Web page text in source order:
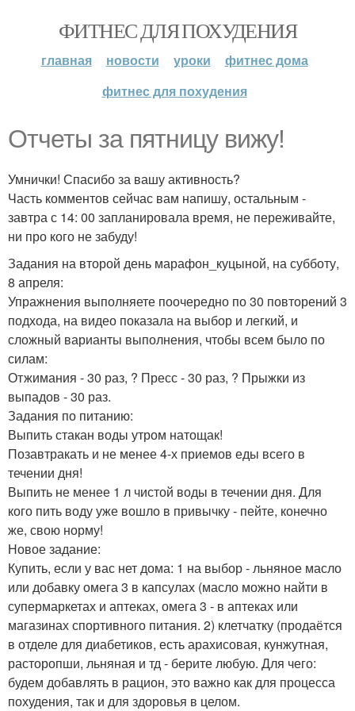
ФИТНЕС ДЛЯ ПОХУДЕНИЯ
главная новости уроки
фитнес дома
фитнес для похудения
Отчеты за пятницу вижу!
Умнички! Спасибо за вашу активность?
Часть комментов сейчас вам напишу, остальным -
завтра с 14: 00 запланировала время, не переживайте,
ни про кого не забуду!
Задания на второй день марафон_куцыной, на субботу,
8 апреля:
Упражнения выполняете поочередно по 30 повторений 3
подхода, на видео показала на выбор и легкий, и
сложный варианты выполнения, чтобы всем было по
силам:
Отжимания - 30 раз, ? Пресс - 30 раз, ? Прыжки из
выпадов - 30 раз.
Задания по питанию:
Выпить стакан воды утром натощак!
Позавтракать и не менее 4-х приемов еды всего в
течении дня!
Выпить не менее 1 л чистой воды в течении дня. Для
кого пить воду уже вошло в привычку - пейте, конечно
же, свою норму!
Новое задание:
Купить, если у вас нет дома: 1 на выбор - льняное масло
или добавку омега 3 в капсулах (масло можно найти в
супермаркетах и аптеках, омега 3 - в аптеках или
магазинах спортивного питания. 2) клетчатку (продаётся
в отделе для диабетиков, есть арахисовая, кунжутная,
расторопши, льняная и тд - берите любую. Для чего:
будем добавлять в рацион, это важно как для процесса
похудения, так и для здоровья в целом.